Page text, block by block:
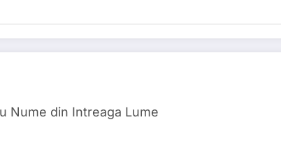
Nume din Intreaga Lume